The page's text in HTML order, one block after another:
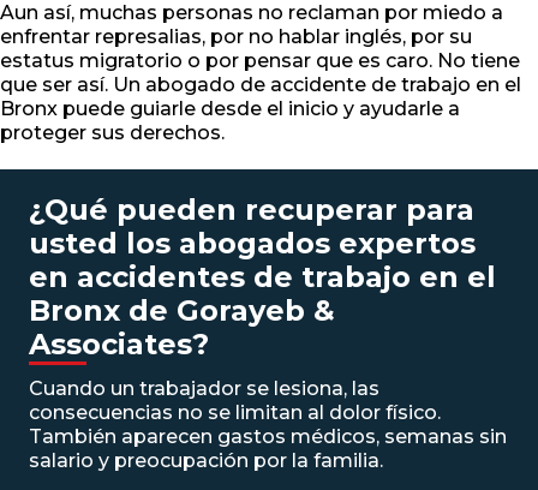
Aun así, muchas personas no reclaman por miedo a
enfrentar represalias, por no hablar inglés, por su
estatus migratorio o por pensar que es caro. No tiene
que ser así. Un abogado de accidente de trabajo en el
Bronx puede guiarle desde el inicio y ayudarle a
proteger sus derechos.
¿Qué pueden recuperar para
usted los abogados expertos
en accidentes de trabajo en el
Bronx de Gorayeb &
Associates?
Cuando un trabajador se lesiona, las
consecuencias no se limitan al dolor físico.
También aparecen gastos médicos, semanas sin
salario y preocupación por la familia.